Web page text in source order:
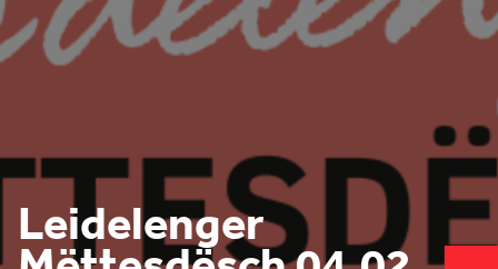
Leidelenger